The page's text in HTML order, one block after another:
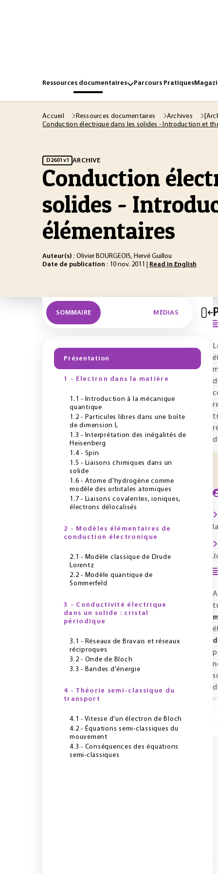
Ressources documentaires Parcours Pratiques
Accueil Ressources documentaires Archives
Conduction électrique dans les solides - Introduction et
D2601 v1 ARCHIVE
Conduction
solides -
élémentaires
Auteur(s) : Olivier BOURGEOIS, Hervé Guillou
Date de publication : 10 nov. 2011 | Read in English
SOMMAIRE MÉDIAS
Présentation
1 - Électron dans la matière
1.1 - Introduction à la mécanique
quantique
1.2 - Particules libres dans une boîte
de dimension L
1.3 - Interprétation des inégalités de
Heisenberg
1.4 - Spin
1.5 - Liaisons chimiques dans un
solide
1.6 - Atome d'hydrogène comme
modèle des orbitales atomiques
1.7 - Liaisons covalentes, ioniques,
électrons délocalisés
2 - Modèles élémentaires de
conduction électronique
2.1 - Modèle classique de Drude
Lorentz
2.2 - Modèle quantique de
Sommerfeld
3 - Conductivité électrique
dans un solide : cristal
périodique
3.1 - Réseaux de Bravais et réseaux
réciproques
3.2 - Onde de Bloch
3.3 - Bandes d'énergie
4 - Théorie semi-classique du
transport
4.1 - Vitesse d'un électron de Bloch
4.2 - Équations semi-classiques du
mouvement
4.3 - Conséquences des équations
semi-classiques